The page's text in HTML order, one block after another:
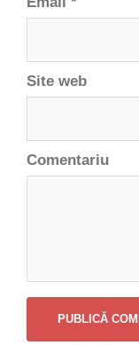
Site web
Comentariu